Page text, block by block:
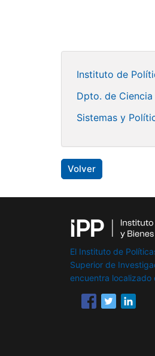
Instituto de
Dpto. de
Sistemas y
Volver
El Instituto de
Superior de
encuentra localizado